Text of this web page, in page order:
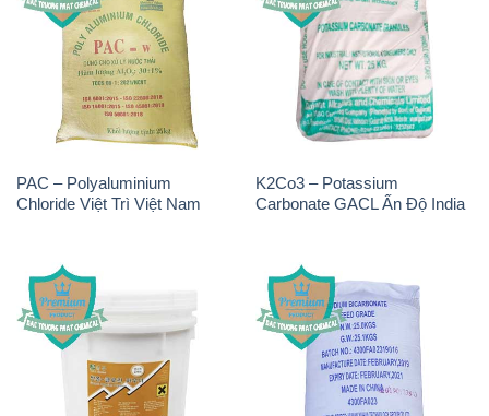
PAC – Polyaluminium
Chloride Việt Trì Việt Nam
K2Co3 – Potassium
Carbonate GACL Ấn Độ India